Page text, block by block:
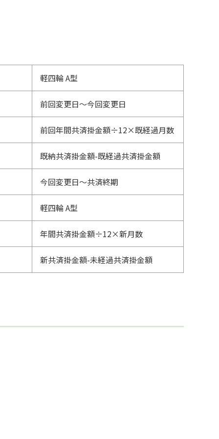
軽四輪 A型
前回変更日～今回変更日
前回年間共済掛金額÷12×既経過月数
既納共済掛金額-既経過共済掛金額
今回変更日～共済終期
軽四輪 A型
年間共済掛金額÷12×新月数
新共済掛金額-未経過共済掛金額